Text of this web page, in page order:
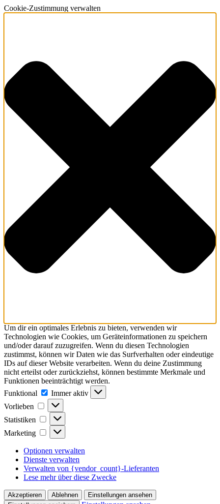
Cookie-Zustimmung verwalten
Um dir ein optimales Erlebnis zu bieten, verwenden wir
Technologien wie Cookies, um Geräteinformationen zu speichern
und/oder darauf zuzugreifen. Wenn du diesen Technologien
zustimmst, können wir Daten wie das Surfverhalten oder eindeutige
IDs auf dieser Website verarbeiten. Wenn du deine Zustimmung
nicht erteilst oder zurückziehst, können bestimmte Merkmale und
Funktionen beeinträchtigt werden.
Funktional
Funktional
Immer aktiv
Vorlieben
Vorlieben
Statistiken Statistiken
Marketing Marketing
Optionen verwalten
Dienste verwalten
Verwalten von {vendor_count}-Lieferanten
Lese mehr über diese Zwecke
Akzeptieren Ablehnen
Einstellungen ansehen